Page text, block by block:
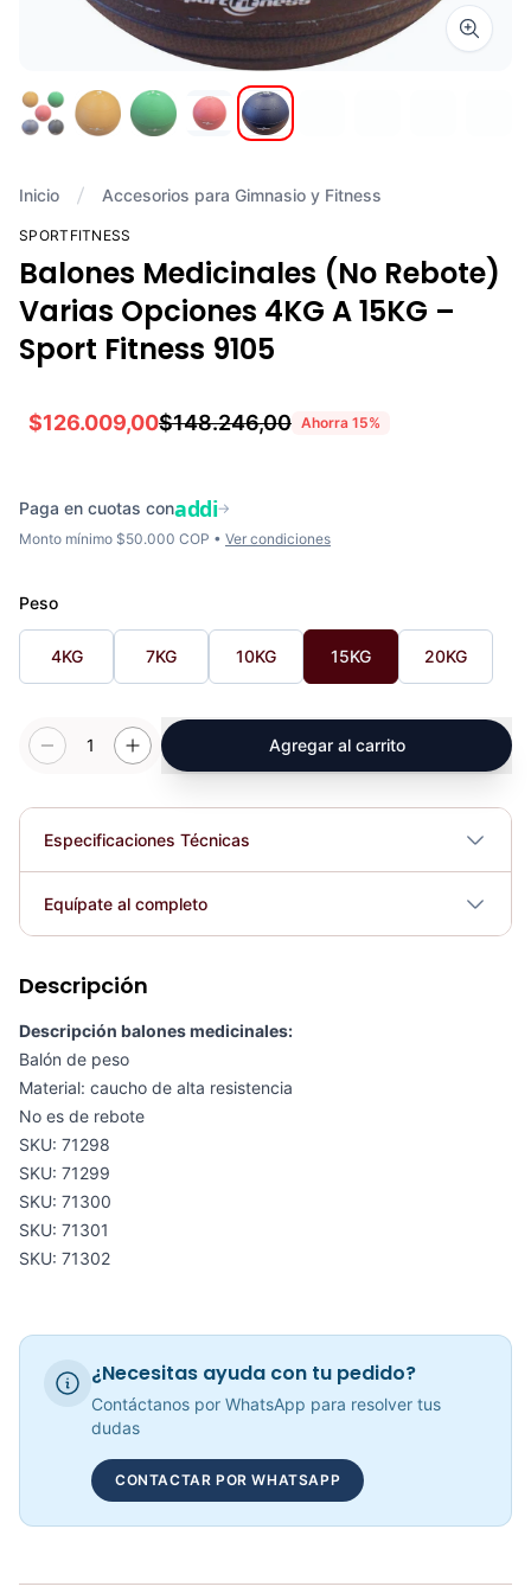
Zoom
Inicio Accesorios para Gimnasio y Fitness
SPORTFITNESS
Balones Medicinales (No Rebote)
Varias Opciones 4KG A 15KG –
Sport Fitness 9105
$126.009,00$148.246,00 Ahorra 15%
Paga en cuotas conaddi→
Monto mínimo $50.000 COP • Ver condiciones
Peso
4KG 7KG 10KG 15KG 20KG
1 Agregar al carrito
Especificaciones Técnicas
Plegable No
Equípate al completo
COP 32,007.00
COP 46,832.00
COP 67,718.00
Descripción
Descripción balones medicinales:
Balón de peso
Material: caucho de alta resistencia
No es de rebote
SKU: 71298
SKU: 71299
SKU: 71300
SKU: 71301
SKU: 71302
¿Necesitas ayuda con tu pedido?
Contáctanos por WhatsApp para resolver tus
dudas
CONTACTAR POR WHATSAPP